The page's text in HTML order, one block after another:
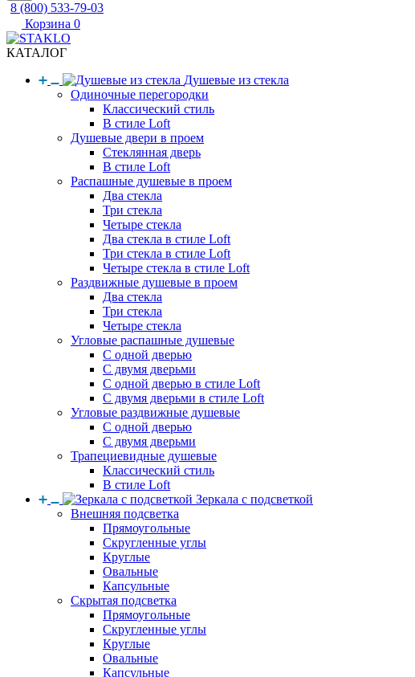
8 (800) 533-79-03
Корзина 0
КАТАЛОГ
Душевые из стекла
Одиночные перегородки
Классический стиль
В стиле Loft
Душевые двери в проем
Стеклянная дверь
В стиле Loft
Распашные душевые в проем
Два стекла
Три стекла
Четыре стекла
Два стекла в стиле Loft
Три стекла в стиле Loft
Четыре стекла в стиле Loft
Раздвижные душевые в проем
Два стекла
Три стекла
Четыре стекла
Угловые распашные душевые
С одной дверью
С двумя дверьми
С одной дверью в стиле Loft
С двумя дверьми в стиле Loft
Угловые раздвижные душевые
С одной дверью
С двумя дверьми
Трапециевидные душевые
Классический стиль
В стиле Loft
Зеркала с подсветкой
Внешняя подсветка
Прямоугольные
Скругленные углы
Круглые
Овальные
Капсульные
Скрытая подсветка
Прямоугольные
Скругленные углы
Круглые
Овальные
Капсульные